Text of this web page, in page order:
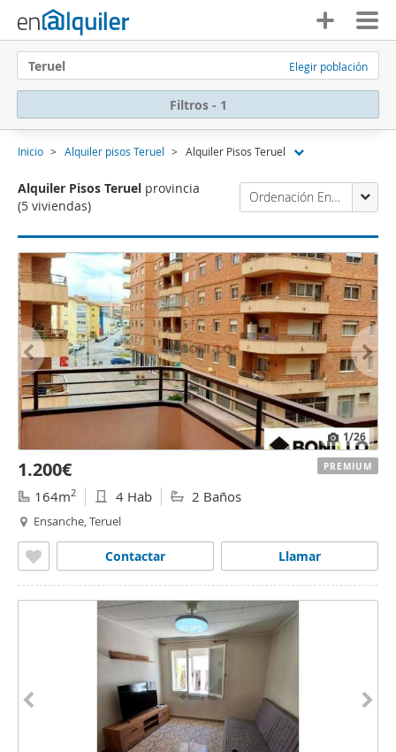
Teruel Elegir población
Filtros - 1
Inicio Alquiler pisos Teruel Alquiler Pisos Teruel
Alquiler Pisos Teruel provincia
(5 viviendas)
Ordenación Enalquiler
1/26
1.200€
164m2 4 Hab 2 Baños
Ensanche, Teruel
Llamar
Contactar
PREMIUM